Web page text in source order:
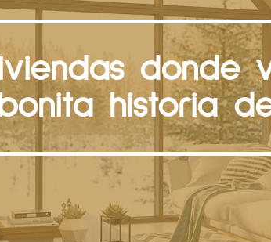
donde
bonita historia